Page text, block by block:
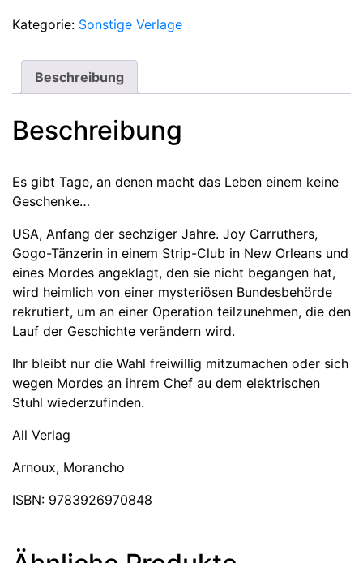
Carcano
Menge
Kategorie: Sonstige Verlage
Beschreibung
Beschreibung
Es gibt Tage, an denen macht das Leben einem keine
Geschenke…
USA, Anfang der sechziger Jahre. Joy Carruthers,
Gogo-Tänzerin in einem Strip-Club in New Orleans und
eines Mordes angeklagt, den sie nicht begangen hat,
wird heimlich von einer mysteriösen Bundesbehörde
rekrutiert, um an einer Operation teilzunehmen, die den
Lauf der Geschichte verändern wird.
Ihr bleibt nur die Wahl freiwillig mitzumachen oder sich
wegen Mordes an ihrem Chef au dem elektrischen
Stuhl wiederzufinden.
All Verlag
Arnoux, Morancho
ISBN: 9783926970848